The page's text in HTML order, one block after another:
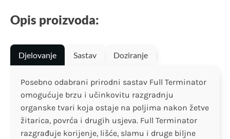
Opis proizvoda:
Djelovanje Sastav Doziranje
Posebno odabrani prirodni sastav Full Terminator
omogućuje brzu i učinkovitu razgradnju
organske tvari koja ostaje na poljima nakon žetve
žitarica, povrća i drugih usjeva. Full Terminator
razgrađuje korijenje, lišće, slamu i druge biljne